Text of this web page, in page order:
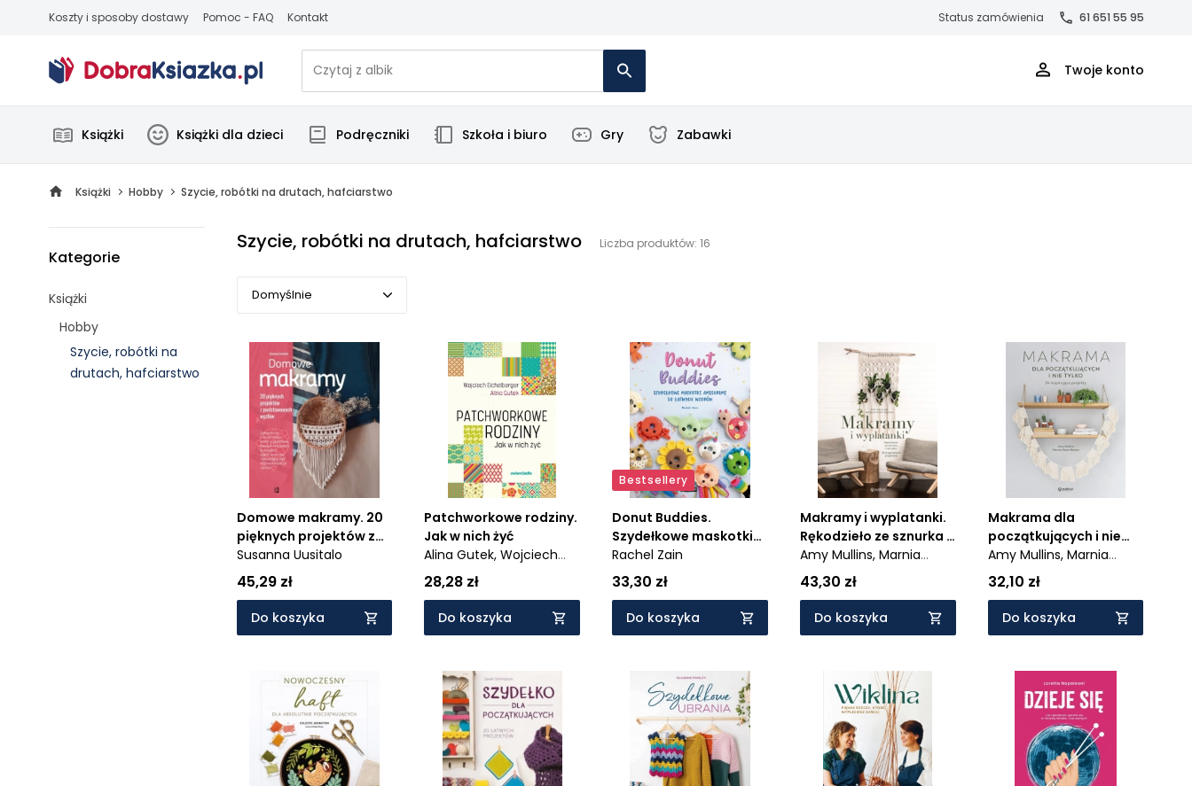
Koszty i sposoby dostawy Pomoc - FAQ Kontakt Status zamówienia 61 651 55 95
Twoje konto
Książki Książki dla dzieci Podręczniki Szkoła i biuro Gry Zabawki
Książki Hobby Szycie, robótki na drutach, hafciarstwo
Kategorie
Książki
Hobby
Szycie, robótki na
drutach, hafciarstwo
Szycie, robótki na drutach, hafciarstwo Liczba produktów: 16
Domyślnie
Domyślnie
Popularne
Cena rosnąco
Cena malejąco
Od najnowszych
Od najstarszych
Domowe makramy. 20
pięknych projektów z
podstawowych węzłów
Susanna Uusitalo
45,29 zł
Do koszyka
Patchworkowe rodziny.
Jak w nich żyć
Alina Gutek,Wojciech
Eichelberger
28,28 zł
Do koszyka
Bestsellery
Donut Buddies.
Szydełkowe maskotki
amigurumi. 50 łatwych
wzorów
Rachel Zain
33,30 zł
Do koszyka
Makramy i wyplatanki.
Rękodzieło ze sznurka i
nie tylko. 18
oryginalnych projektów
Amy Mullins, Marnia
Ryan-Raison
43,30 zł
Do koszyka
Makrama dla
początkujących i nie
tylko. 24 inspirujące
projekty
Amy Mullins, Marnia
Ryan-Raison
32,10 zł
Do koszyka